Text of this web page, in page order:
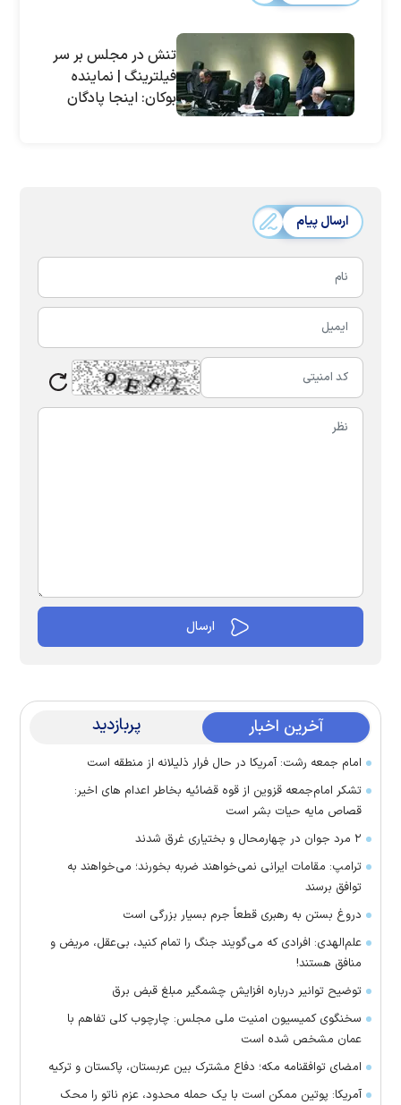
تنش در مجلس بر سر
فیلترینگ | نماینده
بوکان: اینجا پادگان
ارسال پیام
آخرین اخبار پربازدید
امام جمعه رشت: آمریکا در حال فرار ذلیلانه از منطقه است
تشکر امام‌جمعه قزوین از قوه قضائیه بخاطر اعدام های اخیر:
قصاص مایه حیات بشر است
۲ مرد جوان در چهارمحال و بختیاری غرق شدند
ترامپ: مقامات ایرانی نمی‌خواهند ضربه بخورند؛ می‌خواهند به
توافق برسند
دروغ بستن به رهبری قطعاً جرم بسیار بزرگی است
علم‌الهدی: افرادی که می‌گویند جنگ را تمام کنید، بی‌عقل، مریض و
منافق هستند!
توضیح توانیر درباره افزایش چشمگیر مبلغ قبض برق
سخنگوی کمیسیون امنیت ملی مجلس: چارچوب کلی تفاهم با
عمان مشخص شده است
امضای توافقنامه مکه؛ دفاع مشترک بین عربستان، پاکستان و ترکیه
آمریکا: پوتین ممکن است با یک حمله محدود، عزم ناتو را محک